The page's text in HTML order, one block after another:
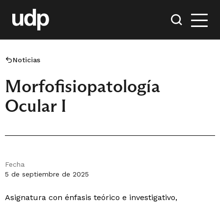
Noticias
Morfofisiopatología
Ocular I
Fecha
5 de septiembre de 2025
Asignatura con énfasis teórico e investigativo,